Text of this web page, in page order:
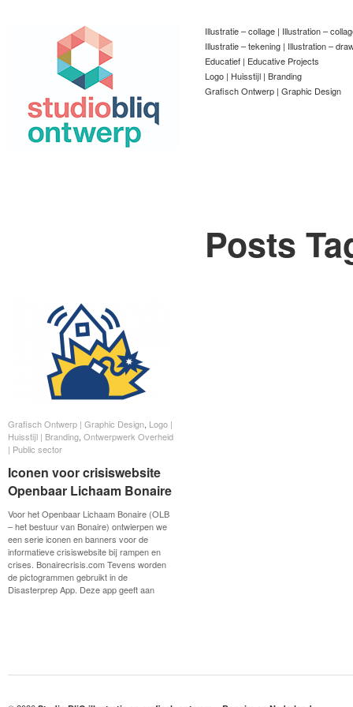
Illustratie – collage | Illustration –
Illustratie – tekening | Illustration –
Educatief | Educative Projects
Logo | Huisstijl | Branding
Grafisch Ontwerp | Graphic Design
Posts
Grafisch Ontwerp | Graphic Design Logo |
Huisstijl | Branding Ontwerpwerk Overheid
| Public sector
Iconen voor crisiswebsite
Openbaar Lichaam Bonaire
Voor het Openbaar Lichaam Bonaire (OLB
– het bestuur van Bonaire) ontwierpen we
een serie iconen en banners voor de
informatieve crisiswebsite bij rampen en
crises. Bonairecrisis.com Tevens worden
de pictogrammen gebruikt in de
Disasterprep App. Deze app geeft aan
Grafisch Ontwerp | Graphic Design Logo |
Huisstijl | Branding Ontwerpwerk Overheid
| Public sector
Iconen voor crisiswebsite
Openbaar Lichaam Bonaire